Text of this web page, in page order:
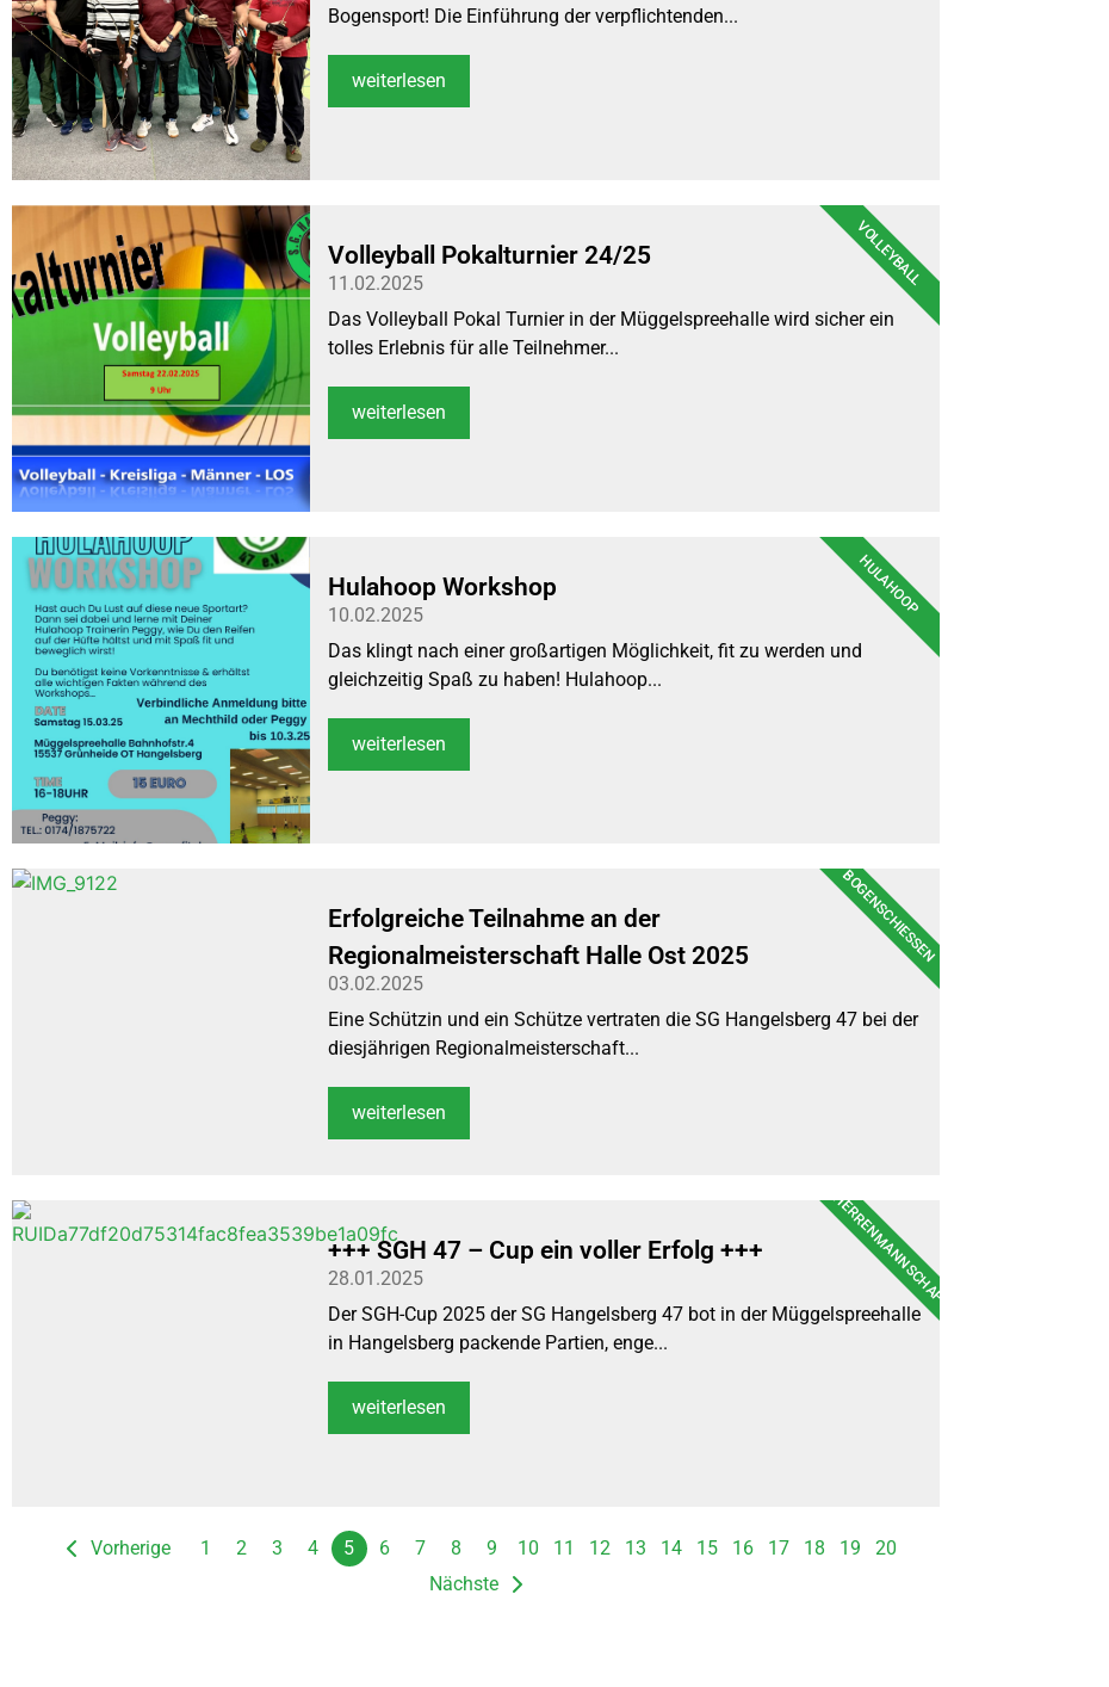
Bogensport! Die Einführung der verpflichtenden...
weiterlesen
VOLLEYBALL
Volleyball Pokalturnier 24/25
11.02.2025
Das Volleyball Pokal Turnier in der Müggelspreehalle wird sicher ein
tolles Erlebnis für alle Teilnehmer...
weiterlesen
HULAHOOP
Hulahoop Workshop
10.02.2025
Das klingt nach einer großartigen Möglichkeit, fit zu werden und
gleichzeitig Spaß zu haben! Hulahoop...
weiterlesen
BOGENSCHIESSEN
Erfolgreiche Teilnahme an der
Regionalmeisterschaft Halle Ost 2025
03.02.2025
Eine Schützin und ein Schütze vertraten die SG Hangelsberg 47 bei der
diesjährigen Regionalmeisterschaft...
weiterlesen
HERRENMANNSCHAFT
+++ SGH 47 – Cup ein voller Erfolg +++
28.01.2025
Der SGH-Cup 2025 der SG Hangelsberg 47 bot in der Müggelspreehalle
in Hangelsberg packende Partien, enge...
weiterlesen
Vorherige 1 2 3 4 5 6 7 8 9 10 11 12 13 14 15 16 17 18 19
20
Nächste